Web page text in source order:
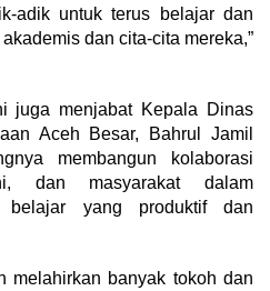
adik untuk terus belajar dan
dan cita-cita mereka,”
juga menjabat Kepala Dinas
Aceh Besar, Bahrul Jamil
membangun kolaborasi
dan masyarakat dalam
belajar yang produktif dan
melahirkan banyak tokoh dan